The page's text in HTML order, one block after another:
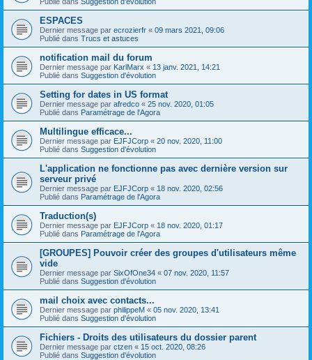
ESPACES
Dernier message par ecrozierfr « 09 mars 2021, 09:06
Publié dans Trucs et astuces
notification mail du forum
Dernier message par KarlMarx « 13 janv. 2021, 14:21
Publié dans Suggestion d'évolution
Setting for dates in US format
Dernier message par afredco « 25 nov. 2020, 01:05
Publié dans Paramétrage de l'Agora
Multilingue efficace...
Dernier message par EJFJCorp « 20 nov. 2020, 11:00
Publié dans Suggestion d'évolution
L'application ne fonctionne pas avec dernière version sur
serveur privé
Dernier message par EJFJCorp « 18 nov. 2020, 02:56
Publié dans Paramétrage de l'Agora
Traduction(s)
Dernier message par EJFJCorp « 18 nov. 2020, 01:17
Publié dans Paramétrage de l'Agora
[GROUPES] Pouvoir créer des groupes d'utilisateurs même
vide
Dernier message par SixOfOne34 « 07 nov. 2020, 11:57
Publié dans Suggestion d'évolution
mail choix avec contacts...
Dernier message par philippeM « 05 nov. 2020, 13:41
Publié dans Suggestion d'évolution
Fichiers - Droits des utilisateurs du dossier parent
Dernier message par ctzen « 15 oct. 2020, 08:26
Publié dans Suggestion d'évolution